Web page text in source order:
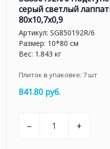
серый светлый
80x10,7x0,9
Артикул: SG850192R/6
Размер: 10*80 см
Вес: 1.843 кг
Плиток в упаковке: 7шт
841.80 руб.
– +